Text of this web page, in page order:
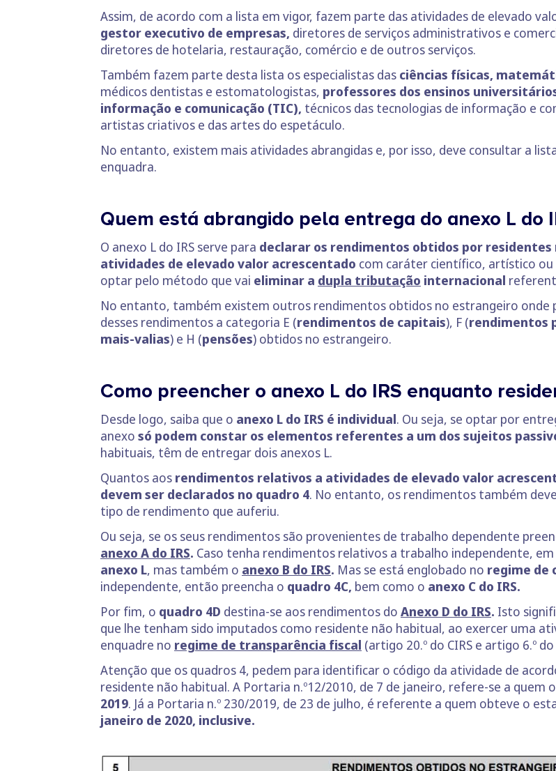
Assim, de acordo com a lista em vigor, fazem parte das atividades de elevado
gestor executivo de empresas, diretores de serviços administrativos e
diretores de hotelaria, restauração, comércio e de outros serviços.
Também fazem parte desta lista os especialistas das ciências físicas,
médicos dentistas e estomatologistas, professores dos ensinos
informação e comunicação (TIC), técnicos das tecnologias de informação e
artistas criativos e das artes do espetáculo.
No entanto, existem mais atividades abrangidas e, por isso, deve consultar a
enquadra.
Quem está abrangido pela entrega do anexo L do
O anexo L do IRS serve para declarar os rendimentos obtidos por
atividades de elevado valor acrescentado com caráter científico, artístico ou
optar pelo método que vai eliminar a dupla tributação internacional
No entanto, também existem outros rendimentos obtidos no estrangeiro onde
desses rendimentos a categoria E (rendimentos de capitais), F (rendimentos
mais-valias) e H (pensões) obtidos no estrangeiro.
Como preencher o anexo L do IRS enquanto
Desde logo, saiba que o anexo L do IRS é individual. Ou seja, se optar por
anexo só podem constar os elementos referentes a um dos sujeitos
habituais, têm de entregar dois anexos L.
Quantos aos rendimentos relativos a atividades de elevado valor
devem ser declarados no quadro 4. No entanto, os rendimentos também
tipo de rendimento que auferiu.
Ou seja, se os seus rendimentos são provenientes de trabalho dependente
anexo A do IRS. Caso tenha rendimentos relativos a trabalho independente, em
anexo L, mas também o anexo B do IRS. Mas se está englobado no regime de
independente, então preencha o quadro 4C, bem como o anexo C do IRS.
Por fim, o quadro 4D destina-se aos rendimentos do Anexo D do IRS. Isto
que lhe tenham sido imputados como residente não habitual, ao exercer uma
enquadre no regime de transparência fiscal (artigo 20.º do CIRS e artigo 6.º
Atenção que os quadros 4, pedem para identificar o código da atividade de
residente não habitual. A Portaria n.º12/2010, de 7 de janeiro, refere-se a
2019. Já a Portaria n.º 230/2019, de 23 de julho, é referente a quem obteve o
janeiro de 2020, inclusive.